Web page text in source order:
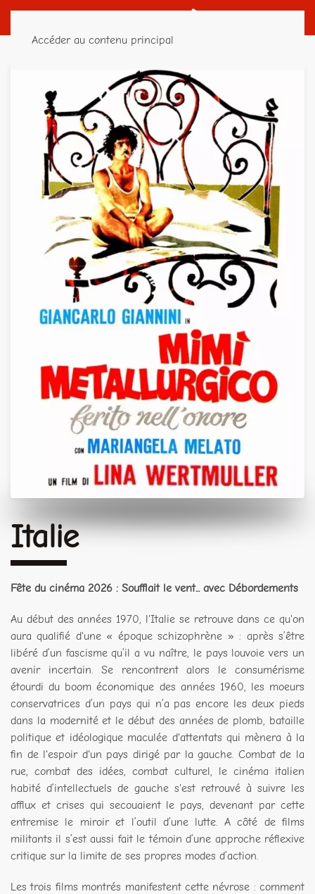
Accéder au contenu principal
Italie
Fête du cinéma 2026 : Soufflait le vent... avec Débordements
Au début des années 1970, l'Italie se retrouve dans ce qu'on
aura qualifié d'une « époque schizophrène » : après s’être
libéré d’un fascisme qu’il a vu naître, le pays louvoie vers un
avenir incertain. Se rencontrent alors le consumérisme
étourdi du boom économique des années 1960, les moeurs
conservatrices d’un pays qui n’a pas encore les deux pieds
dans la modernité et le début des années de plomb, bataille
politique et idéologique maculée d'attentats qui mènera à la
fin de l'espoir d'un pays dirigé par la gauche. Combat de la
rue, combat des idées, combat culturel, le cinéma italien
habité d’intellectuels de gauche s'est retrouvé à suivre les
afflux et crises qui secouaient le pays, devenant par cette
entremise le miroir et l’outil d’une lutte. A côté de films
militants il s’est aussi fait le témoin d’une approche réflexive
critique sur la limite de ses propres modes d’action.
Les trois films montrés manifestent cette névrose : comment